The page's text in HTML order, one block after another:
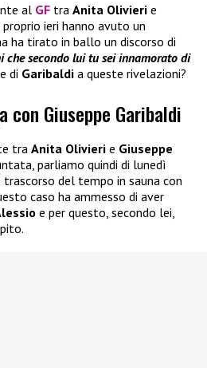
al GF tra Anita Olivieri e
proprio ieri hanno avuto un
ha tirato in ballo un discorso di
che secondo lui tu sei innamorato di
di Garibaldi a queste rivelazioni?
Giuseppe Garibaldi
tra Anita Olivieri e Giuseppe
parliamo quindi di lunedì
del tempo in sauna con
caso ha ammesso di aver
e per questo, secondo lei,